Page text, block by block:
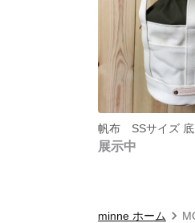
展示中
minne ホーム